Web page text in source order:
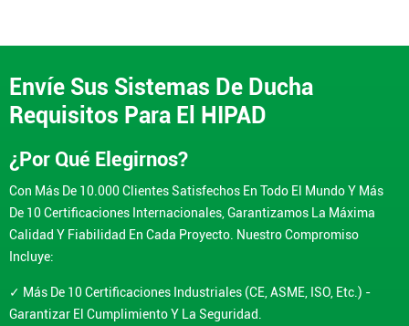
Envíe Sus Sistemas De Ducha
Requisitos Para El HIPAD
¿Por Qué Elegirnos?
Con Más De 10.000 Clientes Satisfechos En Todo El Mundo Y Más
De 10 Certificaciones Internacionales, Garantizamos La Máxima
Calidad Y Fiabilidad En Cada Proyecto. Nuestro Compromiso
Incluye:
✓ Más De 10 Certificaciones Industriales (CE, ASME, ISO, Etc.) -
Garantizar El Cumplimiento Y La Seguridad.